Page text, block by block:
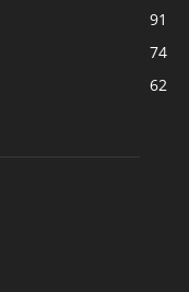
91
74
62